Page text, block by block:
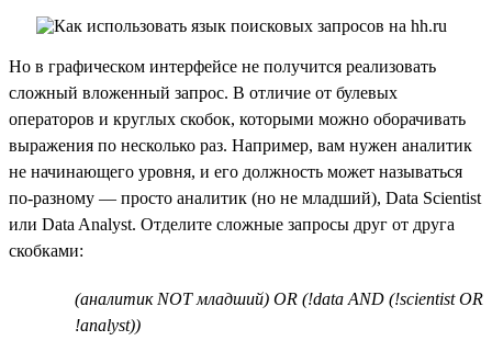
Но в графическом интерфейсе не получится реализовать
сложный вложенный запрос. В отличие от булевых
операторов и круглых скобок, которыми можно оборачивать
выражения по несколько раз. Например, вам нужен аналитик
не начинающего уровня, и его должность может называться
по-разному — просто аналитик (но не младший), Data Scientist
или Data Analyst. Отделите сложные запросы друг от друга
скобками:
(аналитик NOT младший) OR (!data AND (!scientist OR
!analyst))